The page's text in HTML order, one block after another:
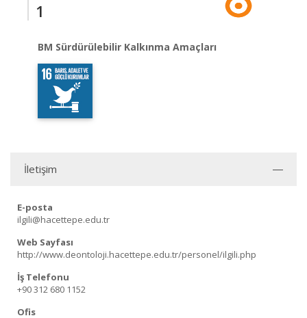
1
BM Sürdürülebilir Kalkınma Amaçları
İletişim
E-posta
ilgili@hacettepe.edu.tr
Web Sayfası
http://www.deontoloji.hacettepe.edu.tr/personel/ilgili.php
İş Telefonu
+90 312 680 1152
Ofis